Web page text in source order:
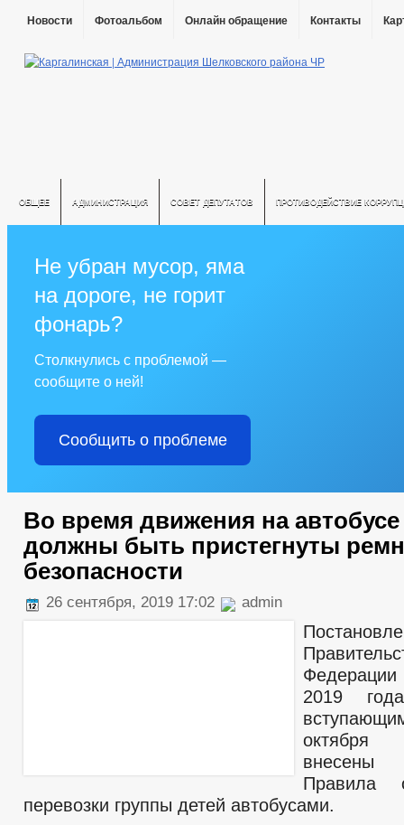
Новости Фотоальбом Онлайн обращение Контакты
ОБЩЕЕ АДМИНИСТРАЦИЯ СОВЕТ ДЕПУТАТОВ ПРОТИВОДЕЙСТВИЕ
Не убран мусор, яма
на дороге, не горит
фонарь?
Столкнулись с проблемой —
сообщите о ней!
Сообщить о проблеме
Во время движения на автобусе
должны быть пристегнуты
безопасности
26 сентября, 2019 17:02 admin
Федерации
2019
внесены
Правила
перевозки группы детей автобусами.